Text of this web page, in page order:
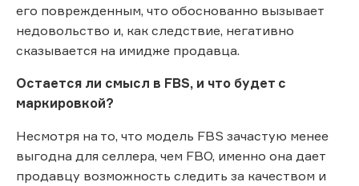
его поврежденным, что обоснованно вызывает
недовольство и, как следствие, негативно
сказывается на имидже продавца.
Остается ли смысл в FBS, и что будет с
маркировкой?
Несмотря на то, что модель FBS зачастую менее
выгодна для селлера, чем FBO, именно она дает
продавцу возможность следить за качеством и